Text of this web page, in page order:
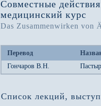
Совместные
медицинский курс
Das Zusammenwirken von
Перевод
Гончаров В.Н.
Список лекций,